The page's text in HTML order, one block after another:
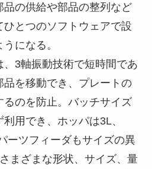
の供給や部品の整列など
とつのソフトウェアで設
になる。
3軸振動技術で短時間であ
品を移動でき、プレートの
るのを防止。バッチサイズ
用でき、ホッパは3L、
ーツフィーダもサイズの異
まざまな形状、サイズ、量